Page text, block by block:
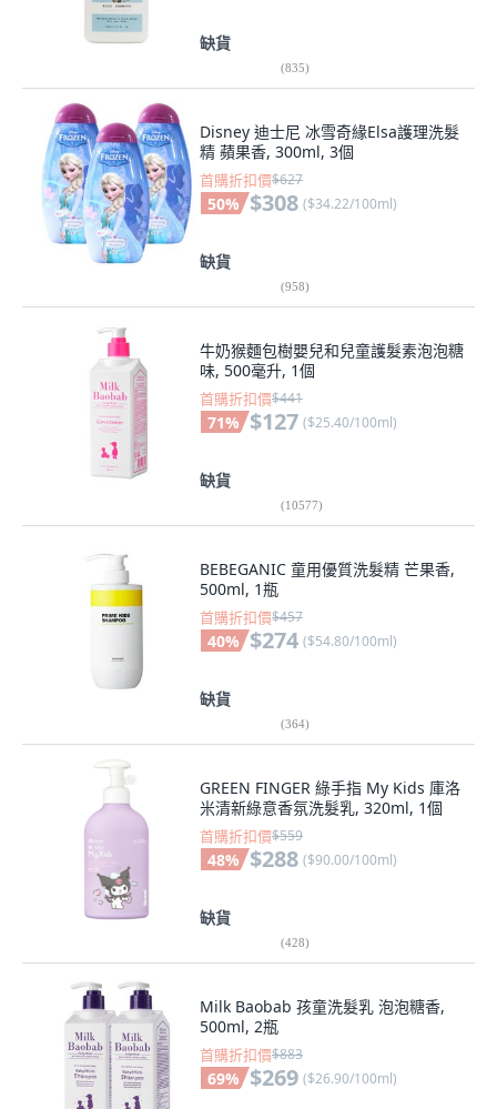
缺貨
(835)
Disney 迪士尼 冰雪奇緣Elsa護理洗髮
精 蘋果香, 300ml, 3個
首購折扣價$627
50% $308 ($34.22/100ml)
缺貨
(958)
牛奶猴麵包樹嬰兒和兒童護髮素泡泡糖
味, 500毫升, 1個
首購折扣價$441
71% $127 ($25.40/100ml)
缺貨
(10577)
BEBEGANIC 童用優質洗髮精 芒果香,
500ml, 1瓶
首購折扣價$457
40% $274 ($54.80/100ml)
缺貨
(364)
GREEN FINGER 綠手指 My Kids 庫洛
米清新綠意香氛洗髮乳, 320ml, 1個
首購折扣價$559
48% $288 ($90.00/100ml)
缺貨
(428)
Milk Baobab 孩童洗髮乳 泡泡糖香,
500ml, 2瓶
首購折扣價$883
69% $269 ($26.90/100ml)